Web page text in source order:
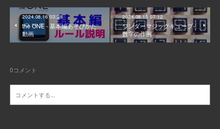
2024.08.16 03:28
the ONE - 基本編あそびかた
動画
2024.08.15 07:12
ワンダーマジックキューブ-
数字の作例
0コメント